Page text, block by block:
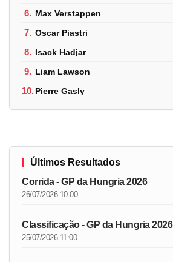
6. Max Verstappen
7. Oscar Piastri
8. Isack Hadjar
9. Liam Lawson
10.Pierre Gasly
Últimos Resultados
Corrida - GP da Hungria 2026
26/07/2026 10:00
Classificação - GP da Hungria 2026
25/07/2026 11:00